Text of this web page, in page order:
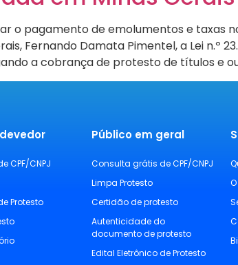
o pagamento de emolumentos e taxas
Fernando Damata Pimentel, a Lei n.º
a cobrança de protesto de títulos e
CPF/CNPJ
Protesto
Público em geral
Consulta grátis de CPF/CNPJ
Limpa Protesto
Certidão de protesto
Autenticidade do
documento de protesto
Edital Eletrônico de Protesto